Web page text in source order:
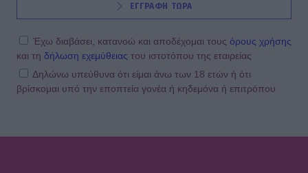
ΕΓΓΡΑΦΗ ΤΩΡΑ
Έχω διαβάσει, κατανοώ και αποδέχομαι τους όρους χρήσης
και τη δήλωση εχεμύθειας του ιστοτόπου της εταιρείας
Δηλώνω υπεύθυνα ότι είμαι άνω των 18 ετών ή ότι
βρίσκομαι υπό την εποπτεία γονέα ή κηδεμόνα ή επιτρόπου